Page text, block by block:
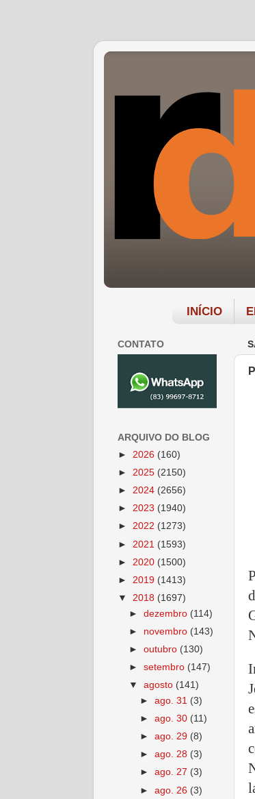
INÍCIO
CONTATO
ARQUIVO DO BLOG
► 2026 (160)
► 2025 (2150)
► 2024 (2656)
► 2023 (1940)
► 2022 (1273)
► 2021 (1593)
► 2020 (1500)
► 2019 (1413)
▼ 2018 (1697)
►dezembro (114)
► novembro (143)
►outubro (130)
►setembro (147)
▼agosto (141)
►ago. 31 (3)
►ago. 30 (11)
►ago. 29 (8)
►ago. 28 (3)
►ago. 27 (3)
►ago. 26 (3)